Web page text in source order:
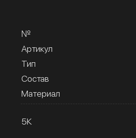
№
Артикул
Тип
Состав
Материал
5К